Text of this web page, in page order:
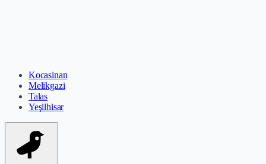
Kocasinan
Melikgazi
Talas
Yeşilhisar